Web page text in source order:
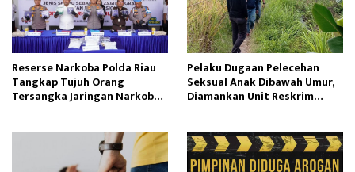
Reserse Narkoba Polda Riau
Tangkap Tujuh Orang
Tersangka Jaringan Narkoba
Pelaku Dugaan Pelecehan
Seksual Anak Dibawah Umur,
Diamankan Unit Reskrim